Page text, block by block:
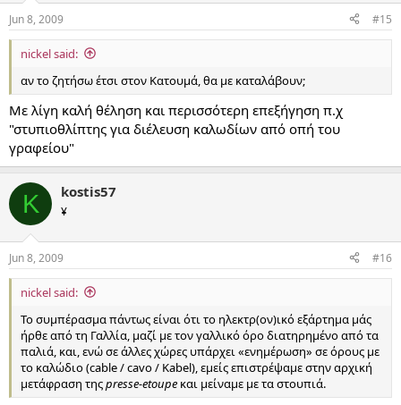
Jun 8, 2009 #15
nickel said:
αν το ζητήσω έτσι στον Κατουμά, θα με καταλάβουν;
Με λίγη καλή θέληση και περισσότερη επεξήγηση π.χ
"στυπιοθλίπτης για διέλευση καλωδίων από οπή του
γραφείου"
K kostis57
¥
Jun 8, 2009 #16
nickel said:
Το συμπέρασμα πάντως είναι ότι το ηλεκτρ(ον)ικό εξάρτημα μάς
ήρθε από τη Γαλλία, μαζί με τον γαλλικό όρο διατηρημένο από τα
παλιά, και, ενώ σε άλλες χώρες υπάρχει «ενημέρωση» σε όρους με
το καλώδιο (cable / cavo / Kabel), εμείς επιστρέψαμε στην αρχική
μετάφραση τηςpresse-etoupe και μείναμε με τα στουπιά.